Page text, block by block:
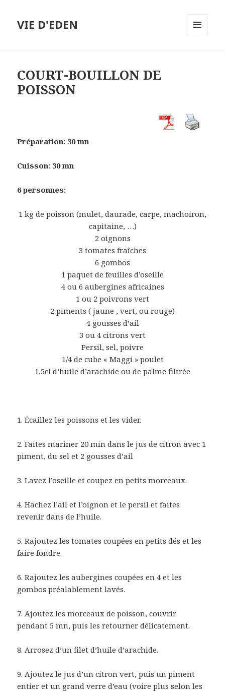
VIE D'EDEN
COURT-BOUILLON DE
POISSON
Préparation: 30 mn
Cuisson: 30 mn
6 personnes:
1 kg de poisson (mulet, daurade, carpe, machoiron,
capitaine, …)
2 oignons
3 tomates fraîches
6 gombos
1 paquet de feuilles d’oseille
4 ou 6 aubergines africaines
1 ou 2 poivrons vert
2 piments ( jaune , vert, ou rouge)
4 gousses d’ail
3 ou 4 citrons vert
Persil, sel, poivre
1/4 de cube « Maggi » poulet
1,5cl d’huile d’arachide ou de palme filtrée
1. Écaillez les poissons et les vider.
2. Faites mariner 20 min dans le jus de citron avec 1
piment, du sel et 2 gousses d’ail
3. Lavez l’oseille et coupez en petits morceaux.
4. Hachez l’ail et l’oignon et le persil et faites
revenir dans de l’huile.
5. Rajoutez les tomates coupées en petits dés et les
faire fondre.
6. Rajoutez les aubergines coupées en 4 et les
gombos préalablement lavés.
7. Ajoutez les morceaux de poisson, couvrir
pendant 5 mn, puis les retourner délicatement.
8. Arrosez d’un filet d’huile d’arachide.
9. Ajoutez le jus d’un citron vert, puis un piment
entier et un grand verre d’eau (voire plus selon les